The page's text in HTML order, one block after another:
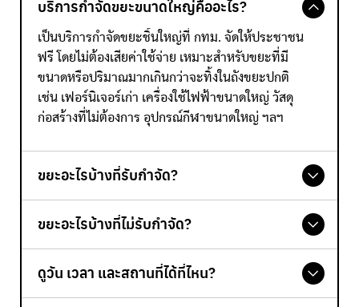
บริการกำจัดขยะขนาดใหญ่คืออะไร?
เป็นบริการกำจัดขยะชิ้นใหญ่ที่ กทม. จัดให้ประชาชน
ฟรี โดยไม่ต้องเสียค่าใช้จ่าย เหมาะสำหรับขยะที่มี
ขนาดหรือปริมาณมากเกินกว่าจะทิ้งในถังขยะปกติ
เช่น เฟอร์นิเจอร์เก่า เครื่องใช้ไฟฟ้าขนาดใหญ่ วัสดุ
ก่อสร้างที่ไม่ต้องการ อุปกรณ์กีฬาขนาดใหญ่ ฯลฯ
ขยะอะไรบ้างที่รับกำจัด?
เฟอร์นิเจอร์เก่า เช่น เตียง โต๊ะ เก้าอี้ ตู้เสื้อผ้า
เครื่องใช้ไฟฟ้าขนาดใหญ่ เช่น ตู้เย็น เครื่องซักผ้า
เครื่องปรับอากาศ ทีวี
อุปกรณ์กีฬาขนาดใหญ่ เช่น จักรยาน เทนนิส โต๊ะ
ขยะอะไรบ้างที่ไม่รับกำจัด?
ขยะอันตราย เช่น ยาฆ่าแมลง ถ่านไฟฉาย กระป๋อ
งสเปรย์ หลอดไฟ ถ่านไฟฉาย น้ำมันเครื่อง ยาเก่า
ดูวัน เวลา และสถานที่ได้ที่ไหน?